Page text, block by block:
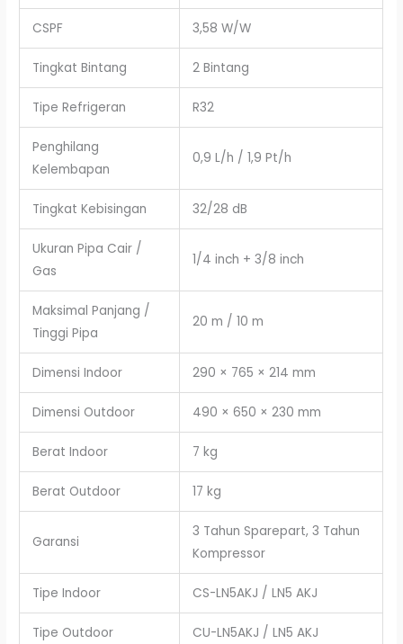
CSPF 3,58 W/W
Tingkat Bintang 2 Bintang
Tipe Refrigeran R32
Penghilang
Kelembapan
0,9 L/h / 1,9 Pt/h
Tingkat Kebisingan 32/28 dB
Ukuran Pipa Cair /
Gas
1/4 inch + 3/8 inch
Maksimal Panjang /
Tinggi Pipa
20 m / 10 m
Dimensi Indoor 290 × 765 × 214 mm
Dimensi Outdoor 490 × 650 × 230 mm
Berat Indoor 7 kg
Berat Outdoor 17 kg
Garansi
3 Tahun Sparepart, 3 Tahun
Kompressor
Tipe Indoor CS-LN5AKJ / LN5 AKJ
Tipe Outdoor CU-LN5AKJ / LN5 AKJ